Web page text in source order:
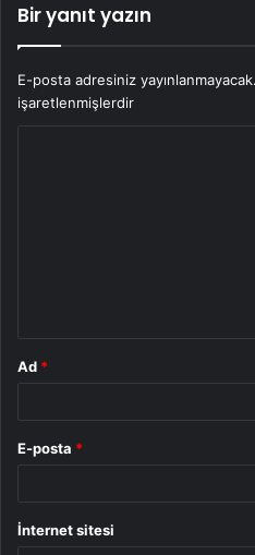
Bir yanıt yazın
E-posta adresiniz yayınlanmayacak.
işaretlenmişlerdir
Ad *
E-posta *
İnternet sitesi